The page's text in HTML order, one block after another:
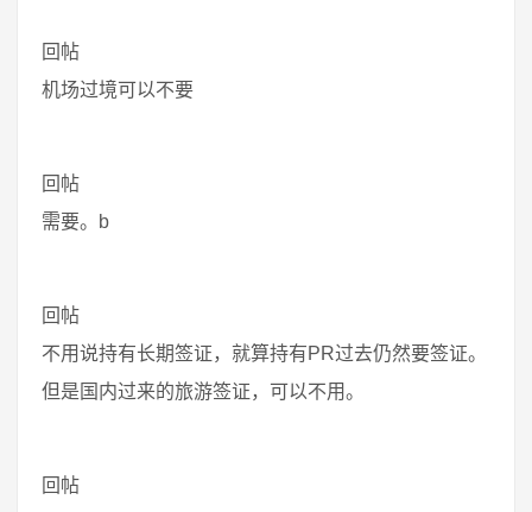
回帖
机场过境可以不要
回帖
需要。b
回帖
不用说持有长期签证，就算持有PR过去仍然要签证。
但是国内过来的旅游签证，可以不用。
回帖